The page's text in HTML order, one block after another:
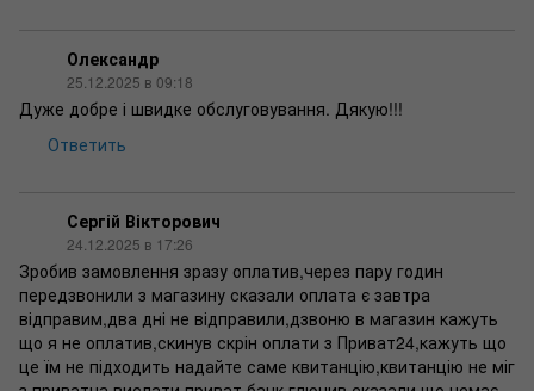
Олександр
25.12.2025 в 09:18
Дуже добре і швидке обслуговування. Дякую!!!
Ответить
Сергій Вікторович
24.12.2025 в 17:26
Зробив замовлення зразу оплатив,через пару годин
передзвонили з магазину сказали оплата є завтра
відправим,два дні не відправили,дзвоню в магазин кажуть
що я не оплатив,скинув скрін оплати з Приват24,кажуть що
це їм не підходить надайте саме квитанцію,квитанцію не міг